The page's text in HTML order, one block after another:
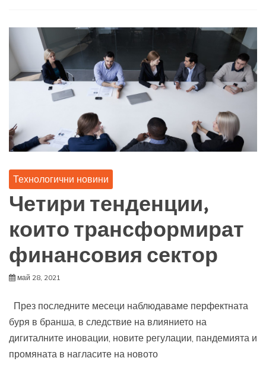
Технологични новини
Четири тенденции,
които трансформират
финансовия сектор
май 28, 2021
През последните месеци наблюдаваме перфектната
буря в бранша, в следствие на влиянието на
дигиталните иновации, новите регулации, пандемията и
промяната в нагласите на новото